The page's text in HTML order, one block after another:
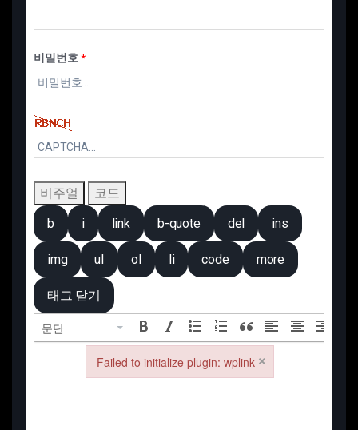
비밀번호 *
비주얼 코드
문단
Failed to initialize plugin: wplink ×
Failed to initialize plugin: wplink